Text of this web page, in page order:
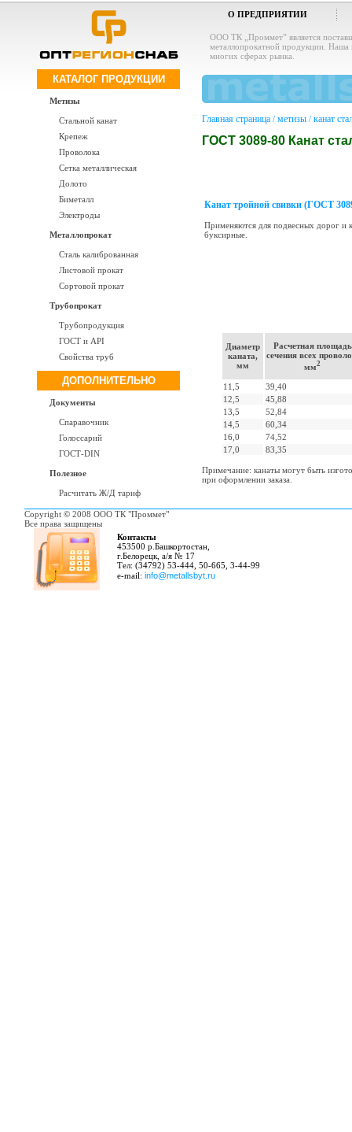
КАТАЛОГ ПРОДУКЦИИ
Метизы
Стальной канат
Крепеж
Проволока
Сетка металлическая
Долото
Биметалл
Электроды
Металлопрокат
Сталь калиброванная
Листовой прокат
Сортовой прокат
Трубопрокат
Трубопродукция
ГОСТ и API
Свойства труб
ДОПОЛНИТЕЛЬНО
Документы
Спаравочник
Голоссарий
ГОСТ-DIN
Полезное
Расчитать Ж/Д тариф
О ПРЕДПРИЯТИИ
ООО ТК „Проммет” является
металлопрокатной продукции. Наша
многих сферах рынка.
Главная страница / метизы / канат
ГОСТ 3089-80 Канат
Канат тройной свивки (ГОСТ
Применяются для подвесных дорог и
буксирные.
Диаметр
каната,
мм
Расчетная площадь
сечения всех
мм2
11,5
39,40
12,5
45,88
13,5
52,84
14,5
60,34
16,0
74,52
17,0
83,35
Примечание: канаты могут быть
при оформлении заказа.
Copyright © 2008 ООО ТК "Проммет"
Все права защищены
Контакты
453500 р.Башкортостан,
г.Белорецк, а/я № 17
Тел: (34792) 53-444, 50-665, 3-44-99
e-mail: info@metallsbyt.ru